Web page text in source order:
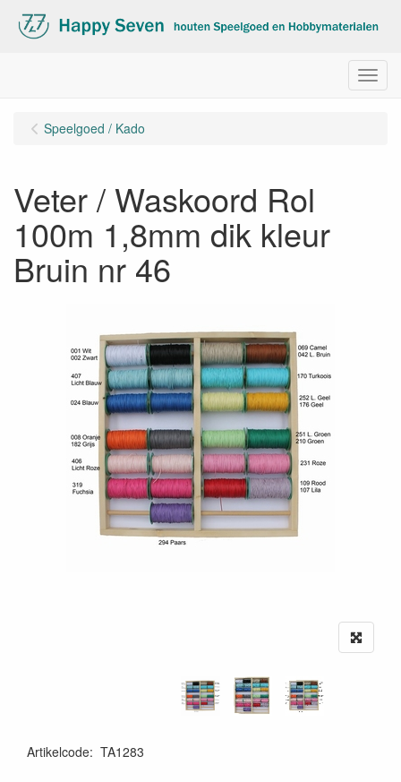
Menu
Speelgoed / Kado
Veter / Waskoord Rol
100m 1,8mm dik kleur
Bruin nr 46
Artikelcode: TA1283